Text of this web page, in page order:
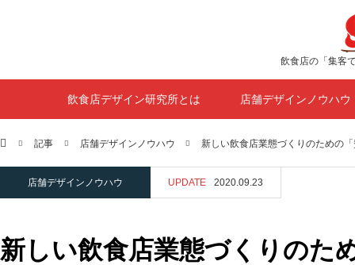
飲食店の「集客
飲食店デザイン研究所とは 店舗デザインノウハウ
ホーム記事 店舗デザインノウハウ 新しい飲食店業態づくりのための
店舗デザインノウハウ UPDATE 2020.09.23
新しい飲食店業態づくりのた